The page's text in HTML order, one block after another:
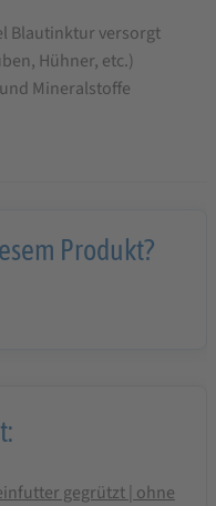
Blautinktur versorgt
Hühner, etc.)
Mineralstoffe
Produkt?
gegrützt | ohne